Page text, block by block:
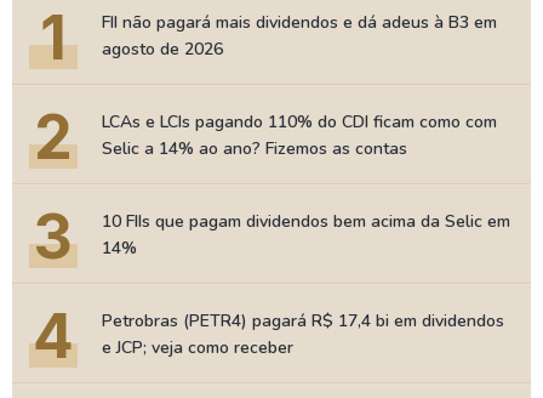
1
FII não pagará mais dividendos e dá adeus à B3 em
agosto de 2026
2
LCAs e LCIs pagando 110% do CDI ficam como com
Selic a 14% ao ano? Fizemos as contas
3
10 FIIs que pagam dividendos bem acima da Selic em
14%
4
Petrobras (PETR4) pagará R$ 17,4 bi em dividendos
e JCP; veja como receber